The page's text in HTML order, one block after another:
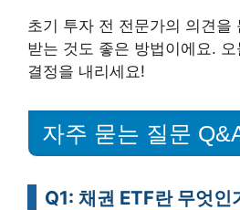
초기 투자 전 전문가의 의견을
받는 것도 좋은 방법이에요.
결정을 내리세요!
자주 묻는 질문
Q1: 채권 ETF란 무엇인